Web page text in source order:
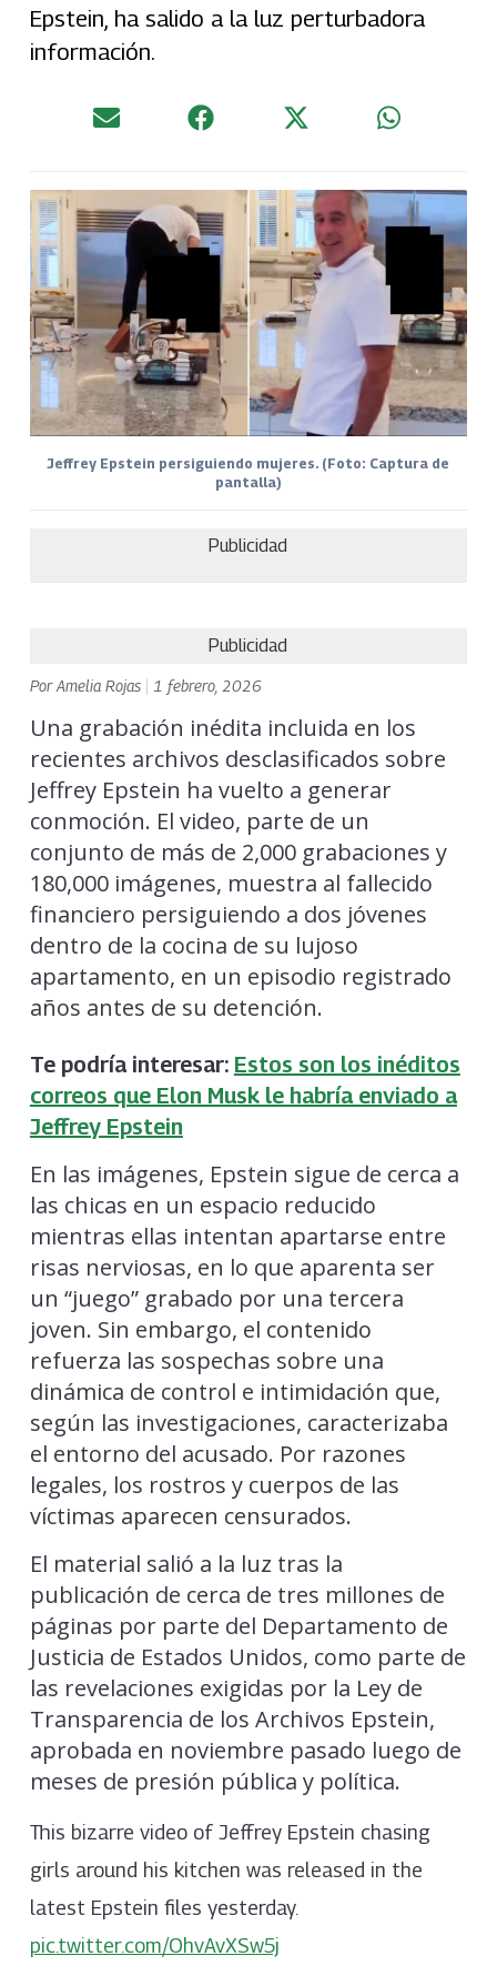
Epstein, ha salido a la luz perturbadora
información.
Jeffrey Epstein persiguiendo mujeres. (Foto: Captura de
pantalla)
Publicidad
Publicidad
PorAmelia Rojas 1 febrero, 2026
Una grabación inédita incluida en los
recientes archivos desclasificados sobre
Jeffrey Epstein ha vuelto a generar
conmoción. El video, parte de un
conjunto de más de 2,000 grabaciones y
180,000 imágenes, muestra al fallecido
financiero persiguiendo a dos jóvenes
dentro de la cocina de su lujoso
apartamento, en un episodio registrado
años antes de su detención.
Te podría interesar: Estos son los inéditos
correos que Elon Musk le habría enviado a
Jeffrey Epstein
En las imágenes, Epstein sigue de cerca a
las chicas en un espacio reducido
mientras ellas intentan apartarse entre
risas nerviosas, en lo que aparenta ser
un “juego” grabado por una tercera
joven. Sin embargo, el contenido
refuerza las sospechas sobre una
dinámica de control e intimidación que,
según las investigaciones, caracterizaba
el entorno del acusado. Por razones
legales, los rostros y cuerpos de las
víctimas aparecen censurados.
El material salió a la luz tras la
publicación de cerca de tres millones de
páginas por parte del Departamento de
Justicia de Estados Unidos, como parte de
las revelaciones exigidas por la Ley de
Transparencia de los Archivos Epstein,
aprobada en noviembre pasado luego de
meses de presión pública y política.
This bizarre video of Jeffrey Epstein chasing
girls around his kitchen was released in the
latest Epstein files yesterday.
pic.twitter.com/OhvAvXSw5j